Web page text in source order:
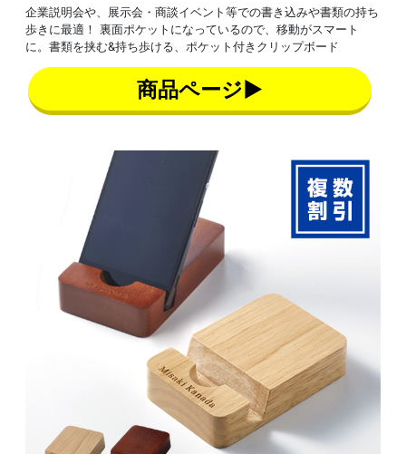
企業説明会や、展示会・商談イベント等での書き込みや書類の持ち
歩きに最適！ 裏面ポケットになっているので、移動がスマート
に。書類を挟む&持ち歩ける、ポケット付きクリップボード
商品ページ▶